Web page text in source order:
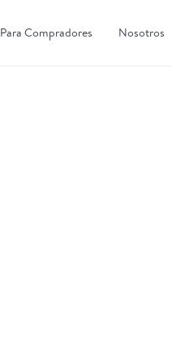
Para Compradores Nosotros